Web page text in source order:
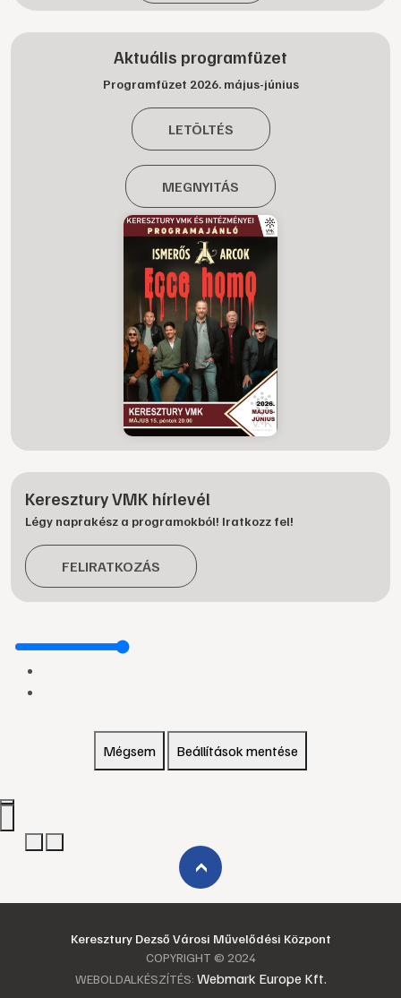
Aktuális programfüzet
Programfüzet 2026. május-június
LETÖLTÉS
MEGNYITÁS
Keresztury VMK hírlevél
Légy naprakész a programokból! Iratkozz fel!
FELIRATKOZÁS
Mégsem Beállítások mentése
›
Keresztury Dezső Városi Művelődési Központ
COPYRIGHT © 2024
WEBOLDALKÉSZÍTÉS: Webmark Europe Kft.